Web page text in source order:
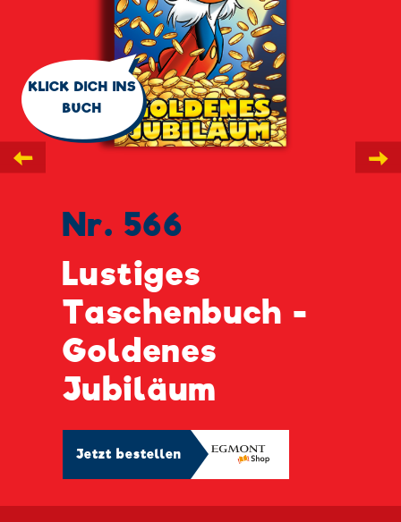
←
🗨
KLICK DICH INS
BUCH
Nr. 566
Lustiges
Taschenbuch -
Goldenes
Jubiläum
Jetzt bestellen
→